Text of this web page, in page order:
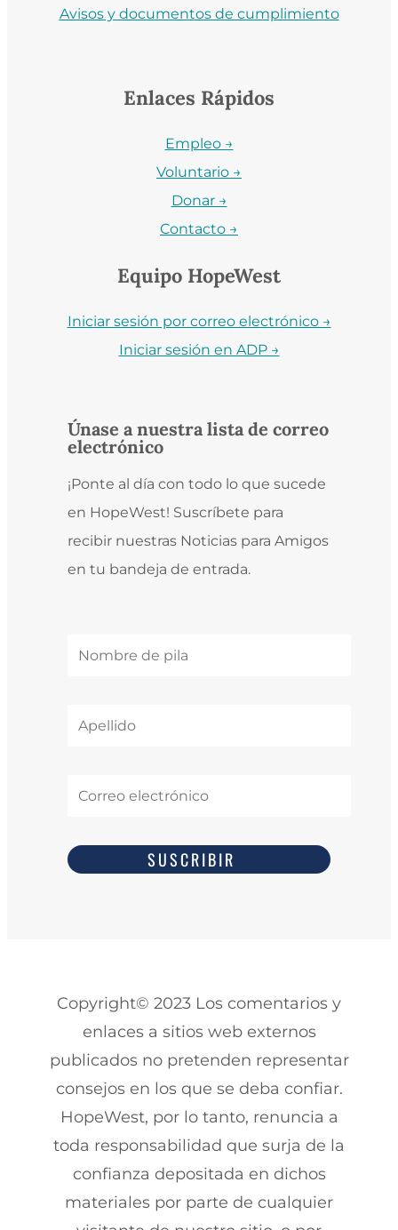
Avisos y documentos de cumplimiento
Enlaces Rápidos
Empleo →
Voluntario →
Donar →
Contacto →
Equipo HopeWest
Iniciar sesión por correo electrónico →
Iniciar sesión en ADP →
Únase a nuestra lista de correo
electrónico
¡Ponte al día con todo lo que sucede
en HopeWest! Suscríbete para
recibir nuestras Noticias para Amigos
en tu bandeja de entrada.
SUSCRIBIR
Copyright© 2023 Los comentarios y
enlaces a sitios web externos
publicados no pretenden representar
consejos en los que se deba confiar.
HopeWest, por lo tanto, renuncia a
toda responsabilidad que surja de la
confianza depositada en dichos
materiales por parte de cualquier